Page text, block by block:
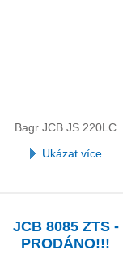
Bagr JCB JS 220LC
Ukázat více
JCB 8085 ZTS -
PRODÁNO!!!